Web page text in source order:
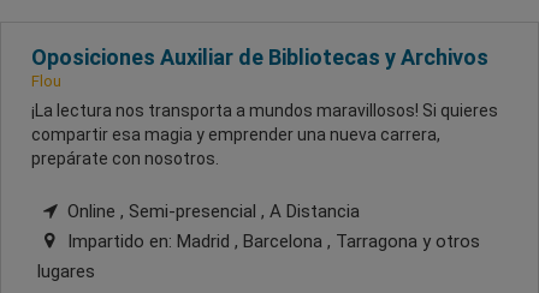
Oposiciones Auxiliar de Bibliotecas y Archivos
Flou
¡La lectura nos transporta a mundos maravillosos! Si quieres
compartir esa magia y emprender una nueva carrera,
prepárate con nosotros.
Online , Semi-presencial , A Distancia
Impartido en: Madrid , Barcelona , Tarragona y otros
lugares